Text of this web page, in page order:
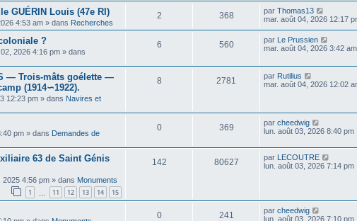
GUÉRIN Louis (47e RI)
4:53 am » dans Recherches
2 368 par Thomas13
mar. août 04, 2026 12:17
?
2026 4:16 pm » dans
6 560 par Le Prussien
mar. août 04, 2026 3:42 am
— Trois-mâts goélette —
(1914∽1922).
12:23 pm » dans Navires et
8 2781 par Rutilius
mar. août 04, 2026 12:02
pm » dans Demandes de
0 369 par cheedwig
lun. août 03, 2026 8:40 pm
63 de Saint Génis
2025 4:56 pm » dans Monuments
1 11 12 13 14 15
142 80627 par LECOUTRE
lun. août 03, 2026 7:14 pm
0 241 par cheedwig
lun. août 03, 2026 7:10 pm